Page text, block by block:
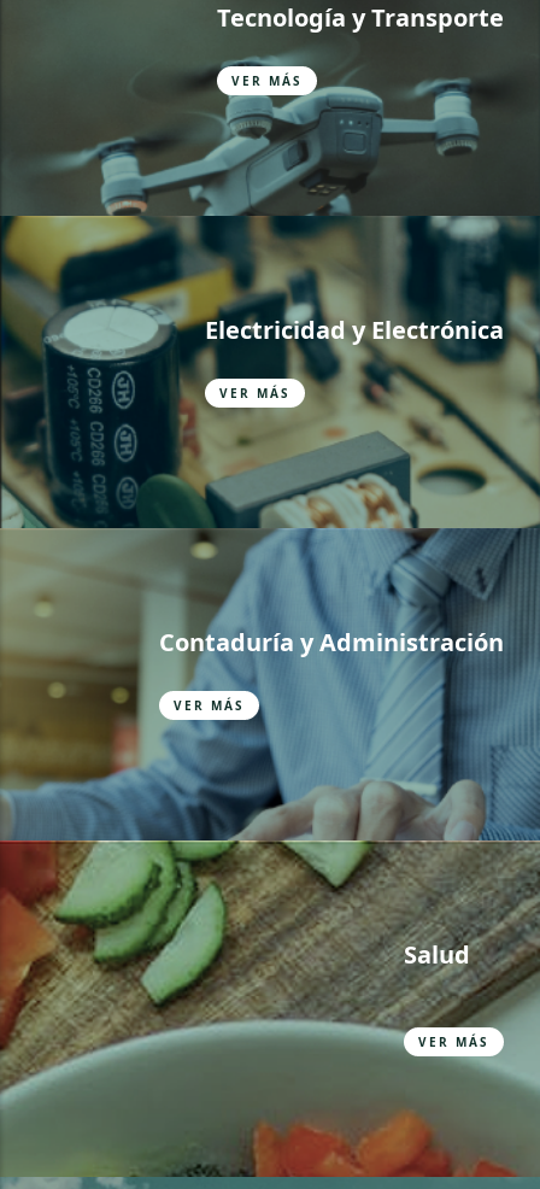
Tecnología y Transporte
VER MÁS
Electricidad y Electrónica
VER MÁS
Contaduría y Administración
VER MÁS
Salud
VER MÁS